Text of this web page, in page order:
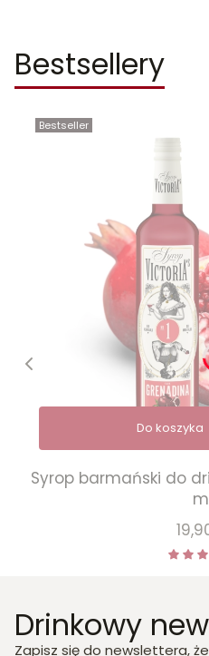
Bestsellery
Bestseller
Do koszyka
Syrop barmański do
Drinkowy
Zapisz się do newslettera,